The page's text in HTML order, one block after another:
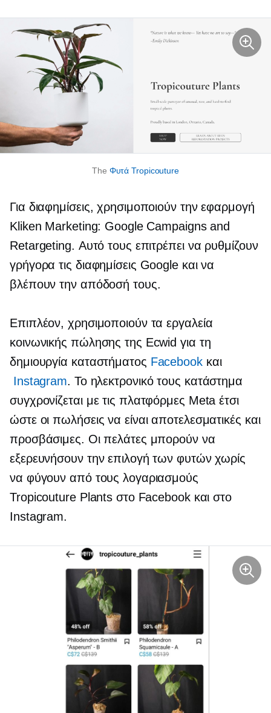
The Φυτά Tropicouture
Για διαφημίσεις, χρησιμοποιούν την εφαρμογή
Kliken Marketing: Google Campaigns and
Retargeting. Αυτό τους επιτρέπει να ρυθμίζουν
γρήγορα τις διαφημίσεις Google και να
βλέπουν την απόδοσή τους.
Επιπλέον, χρησιμοποιούν τα εργαλεία
κοινωνικής πώλησης της Ecwid για τη
δημιουργία καταστήματος Facebookκαι
Instagram. Το ηλεκτρονικό τους κατάστημα
συγχρονίζεται με τις πλατφόρμες Meta έτσι
ώστε οι πωλήσεις να είναι αποτελεσματικές και
προσβάσιμες. Οι πελάτες μπορούν να
εξερευνήσουν την επιλογή των φυτών χωρίς
να φύγουν από τους λογαριασμούς
Tropicouture Plants στο Facebook και στο
Instagram.